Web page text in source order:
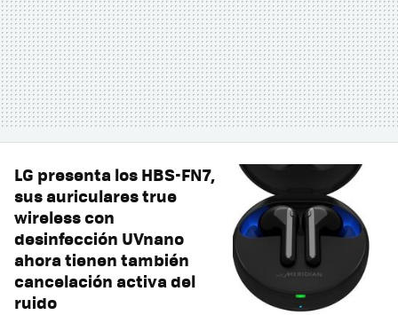
LG presenta los HBS-FN7,
sus auriculares true
wireless con
desinfección UVnano
ahora tienen también
cancelación activa del
ruido